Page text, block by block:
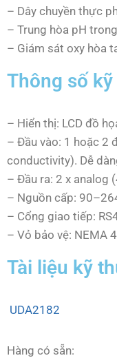
– Dây chuyền thực
– Trung hòa pH
– Giám sát oxy hòa
Thông số
– Hiển thị: LCD đồ
– Đầu vào: 1 hoặc 2
conductivity). Dễ
– Đầu ra: 2 x analog
– Nguồn cấp:
– Cổng giao tiếp:
– Vỏ bảo vệ: NEMA
Tài liệu kỹ
UDA2182
Hàng có sẵn: